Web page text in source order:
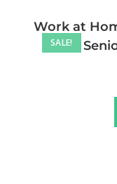
SALE!
Work at